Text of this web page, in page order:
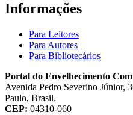
Informações
Para Leitores
Para Autores
Para Bibliotecários
Portal do Envelhecimento
Avenida Pedro Severino Júnior,
Paulo, Brasil.
CEP: 04310-060